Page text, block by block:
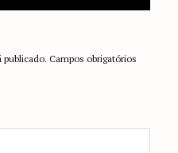
Campos obrigatórios